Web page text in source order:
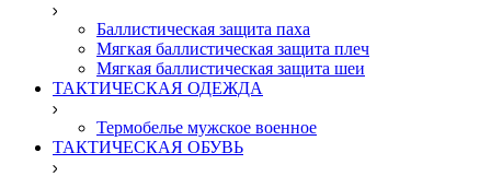
Баллистическая защита паха
Мягкая баллистическая защита плеч
Мягкая баллистическая защита шеи
ТАКТИЧЕСКАЯ ОДЕЖДА
Термобелье мужское военное
ТАКТИЧЕСКАЯ ОБУВЬ